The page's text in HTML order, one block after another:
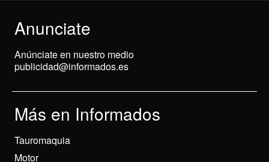
Anunciate
Anúnciate en nuestro medio
publicidad@informados.es
Más en Informados
Tauromaquia
Motor